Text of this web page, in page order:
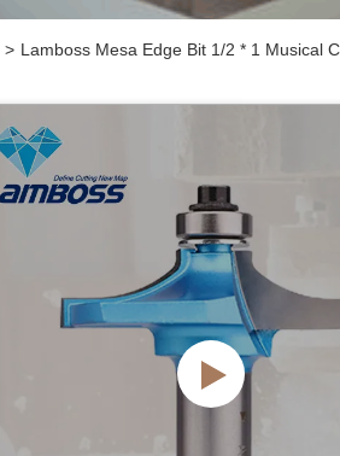
> Lamboss Mesa Edge Bit 1/2 * 1 Musical